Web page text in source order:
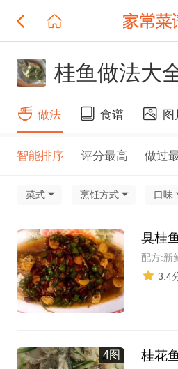
桂鱼做法大
做法 食谱 图
智能排序 评分最高 做过
菜式 烹饪方式 口味
臭桂鱼
配方:新
3.4
4图 桂花鱼